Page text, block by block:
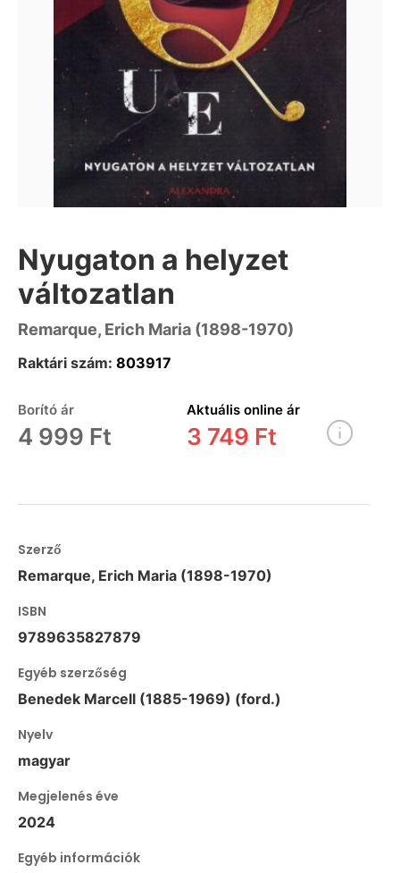
Nyugaton a helyzet
változatlan
Remarque, Erich Maria (1898-1970)
Raktári szám: 803917
Borító ár
4 999 Ft
Aktuális online ár
3 749 Ft
Szerző
Remarque, Erich Maria (1898-1970)
ISBN
9789635827879
Egyéb szerzőség
Benedek Marcell (1885-1969) (ford.)
Nyelv
magyar
Megjelenés éve
2024
Egyéb információk